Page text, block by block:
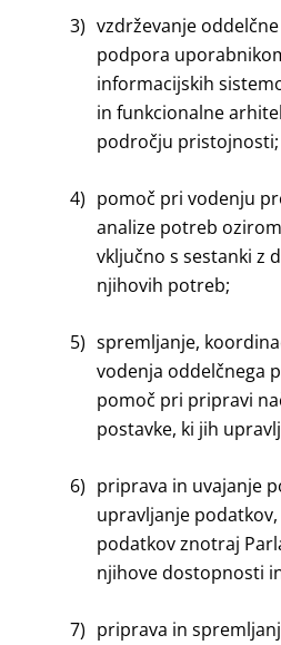
3) vzdrževanje
podpora
informacijskih
in funkcionalne
področju pristojnosti;
4) pomoč pri vodenju
analize potreb
vključno s sestanki z
njihovih potreb;
5) spremljanje,
vodenja oddelčnega
pomoč pri pripravi
postavke, ki jih
6) priprava in uvajanje
upravljanje
podatkov znotraj
njihove dostopnosti
7) priprava in